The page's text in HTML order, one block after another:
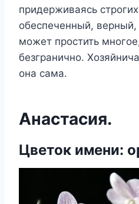
придерживаясь
обеспеченный,
может простить
безгранично.
она сама.
Анастасия.
Цветок имени: